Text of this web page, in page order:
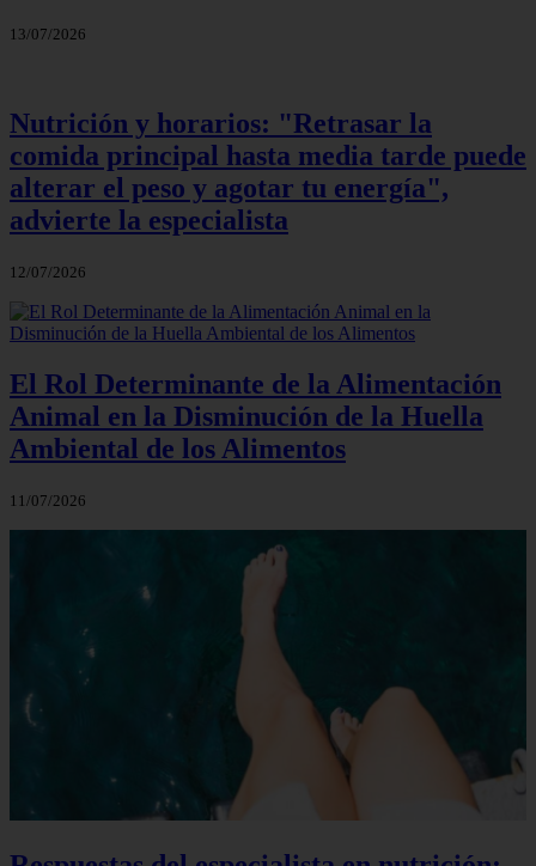
13/07/2026
Nutrición y horarios: "Retrasar la
comida principal hasta media tarde puede
alterar el peso y agotar tu energía",
advierte la especialista
12/07/2026
El Rol Determinante de la Alimentación
Animal en la Disminución de la Huella
Ambiental de los Alimentos
11/07/2026